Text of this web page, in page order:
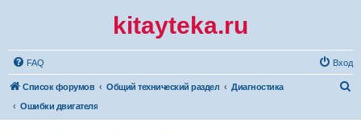
kitayteka.ru
FAQ Вход
Список форумов Общий технический раздел
Диагностика
Ошибки двигателя